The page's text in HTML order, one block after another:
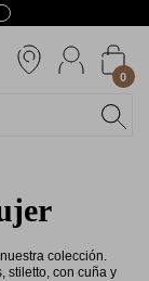
0
colección.
stiletto, con cuña y